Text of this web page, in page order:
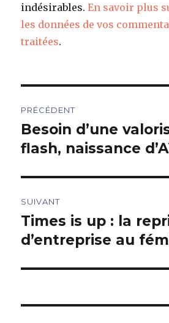
indésirables.En savoir plus
les données de vos
traitées.
de
l’article
PRÉCÉDENT
Article
précédent :
Besoin d’une
flash, naissance
SUIVANT
Article
suivant :
Times is up : la
d’entreprise au